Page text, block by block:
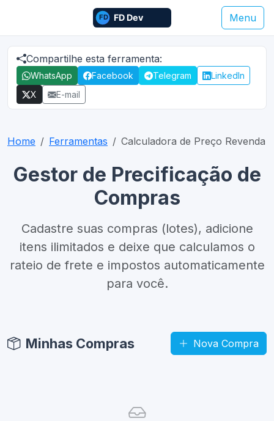
Menu
Compartilhe esta ferramenta:
WhatsApp Facebook Telegram
LinkedIn
X
E-mail
Home Ferramentas Calculadora de Preço Revenda
Gestor de Precificação de
Compras
Cadastre suas compras (lotes), adicione
itens ilimitados e deixe que calculamos o
rateio de frete e impostos automaticamente
para você.
Minhas Compras Nova Compra